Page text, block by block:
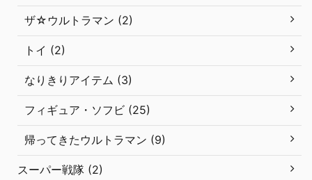
ザ☆ウルトラマン (2)
トイ (2)
なりきりアイテム (3)
フィギュア・ソフビ (25)
帰ってきたウルトラマン (9)
スーパー戦隊 (2)